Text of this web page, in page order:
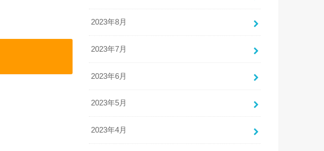
2023年8月
2023年7月
2023年6月
2023年5月
2023年4月